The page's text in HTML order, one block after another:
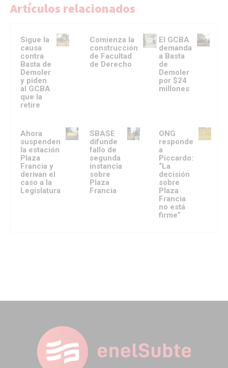
Artículos relacionados
Sigue la
causa
contra
Basta de
Demoler
y piden
al GCBA
que la
retire
Comienza la
construcción
de Facultad
de Derecho
El GCBA
demanda
a Basta
de
Demoler
por $24
millones
Ahora
suspenden
la estación
Plaza
Francia y
derivan el
caso a la
Legislatura
SBASE
difunde
fallo de
segunda
instancia
sobre
Plaza
Francia
ONG
responde
a
Piccardo:
“La
decisión
sobre
Plaza
Francia
no está
firme”